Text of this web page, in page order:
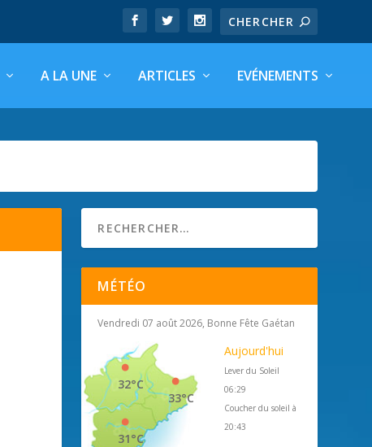
A LA UNE ARTICLES EVÉNEMENTS
MÉTÉO
Vendredi 07 août 2026, Bonne Fête Gaétan
33°C
32°C
31°C
Aujourd'hui
Lever du Soleil
06:29
Coucher du soleil à
20:43